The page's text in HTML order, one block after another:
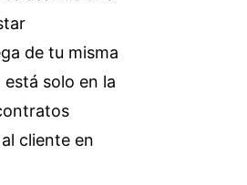
de tu misma
solo en la
cliente en